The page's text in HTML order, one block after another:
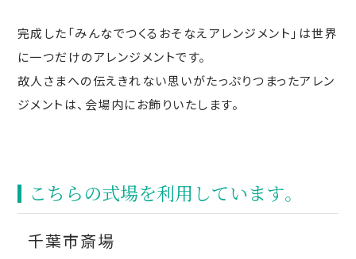
完成した「みんなでつくるおそなえアレンジメント」は世界
に一つだけのアレンジメントです。
故人さまへの伝えきれない思いがたっぷりつまったアレン
ジメントは、会場内にお飾りいたします。
こちらの式場を利⽤しています。
千葉市斎場